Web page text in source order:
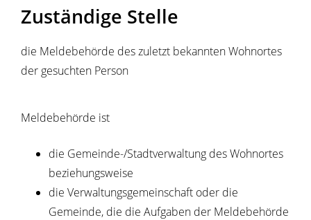
Zuständige Stelle
die Meldebehörde des zuletzt bekannten Wohnortes
der gesuchten Person
Meldebehörde ist
die Gemeinde-/Stadtverwaltung des Wohnortes
beziehungsweise
die Verwaltungsgemeinschaft oder die
Gemeinde, die die Aufgaben der Meldebehörde